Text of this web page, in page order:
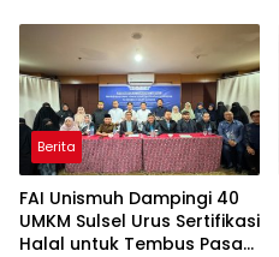
Berita
FAI Unismuh Dampingi 40
UMKM Sulsel Urus Sertifikasi
Halal untuk Tembus Pasar